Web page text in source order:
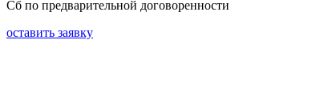
Сб по предварительной договоренности
оставить заявку